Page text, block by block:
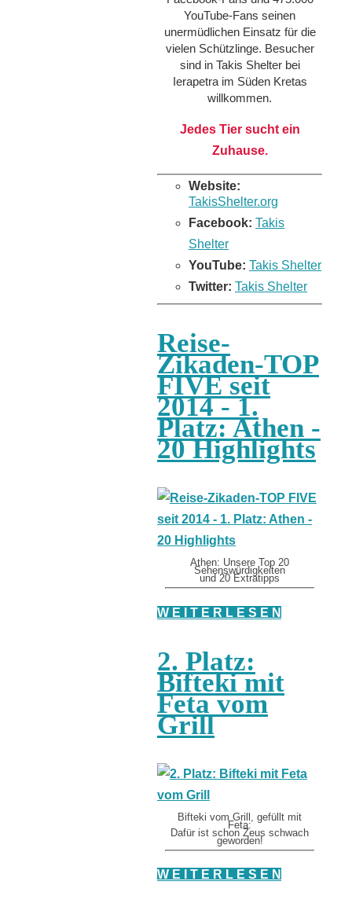
YouTube-Fans seinen
unermüdlichen Einsatz für die
vielen Schützlinge. Besucher
sind in Takis Shelter bei
Ierapetra im Süden Kretas
willkommen.
Jedes Tier sucht ein
Zuhause.
Website:
TakisShelter.org
Facebook: Takis
Shelter
YouTube: Takis Shelter
Twitter: Takis Shelter
Reise-
Zikaden-TOP
FIVE seit
2014 - 1.
Platz: Athen -
20 Highlights
Athen: Unsere Top 20
Sehenswürdigkeiten
und 20 Extratipps
W E I T E R L E S E N
2. Platz:
Bifteki mit
Feta vom
Grill
Bifteki vom Grill, gefüllt mit
Feta:
Dafür ist schon Zeus schwach
geworden!
W E I T E R L E S E N